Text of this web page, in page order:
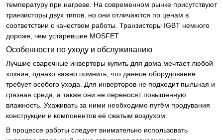
температуру при нагреве. На современном рынке присутствуют
транзисторы двух типов, но они отличаются по ценам в
соответствии с качеством работы. Транзисторы IGBT немного
дороже, чем устаревшие MOSFET.
Особенности по уходу и обслуживанию
Лучшие сварочные инверторы купить для дома мечтает любой
хозяин, однако важно помнить, что данное оборудование
требует особого ухода. Для инверторов не подходит пыльная и
грязная среда, а также они не переносят повышенную
влажность. Ухаживать за ними необходимо путём продувания
конструкции и компонентов её сжатым воздухом.
В процессе работы следует внимательно использовать